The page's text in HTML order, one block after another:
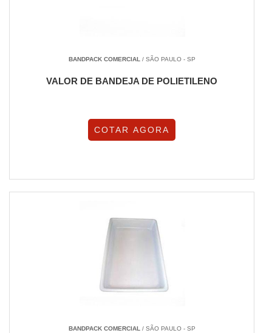
BANDPACK COMERCIAL/ SÃO PAULO - SP
VALOR DE BANDEJA DE POLIETILENO
COTAR AGORA
BANDPACK COMERCIAL/ SÃO PAULO - SP